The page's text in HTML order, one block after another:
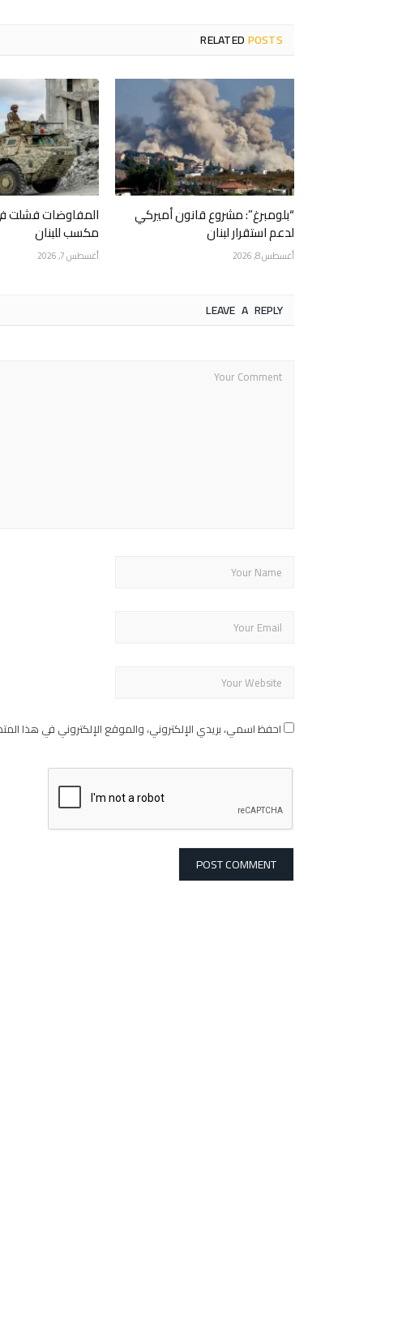
RELATEDPOSTS
“بلومبرغ”: مشروع قانون أميركي
لدعم استقرار لبنان
أغسطس 8, 2026
المفاوضات فشلت
مكسب للبنان
أغسطس 7, 2026
LEAVE A REPLY
احفظ اسمي، بريدي الإلكتروني، والموقع الإلكتروني في هذا